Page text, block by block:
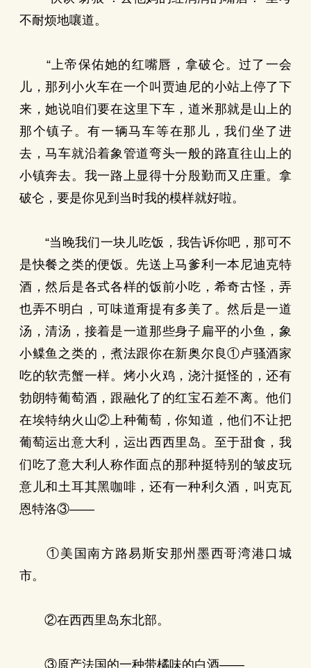
不耐烦地嚷道。
“上帝保佑她的红嘴唇，拿破仑。过了一会
儿，那列小火车在一个叫贾迪尼的小站上停了下
来，她说咱们要在这里下车，道米那就是山上的
那个镇子。有一辆马车等在那儿，我们坐了进
去，马车就沿着象管道弯头一般的路直往山上的
小镇奔去。我一路上显得十分殷勤而又庄重。拿
破仑，要是你见到当时我的模样就好啦。
“当晚我们一块儿吃饭，我告诉你吧，那可不
是快餐之类的便饭。先送上马爹利一本尼迪克特
酒，然后是各式各样的饭前小吃，希奇古怪，弄
也弄不明白，可味道甭提有多美了。然后是一道
汤，清汤，接着是一道那些身子扁平的小鱼，象
小鲽鱼之类的，煮法跟你在新奥尔良①卢骚酒家
吃的软壳蟹一样。烤小火鸡，浇汁挺怪的，还有
勃朗特葡萄酒，跟融化了的红宝石差不离。他们
在埃特纳火山②上种葡萄，你知道，他们不让把
葡萄运出意大利，运出西西里岛。至于甜食，我
们吃了意大利人称作面点的那种挺特别的皱皮玩
意儿和土耳其黑咖啡，还有一种利久酒，叫克瓦
恩特洛③——
①美国南方路易斯安那州墨西哥湾港口城
市。
②在西西里岛东北部。
③原产法国的一种带橘味的白酒——